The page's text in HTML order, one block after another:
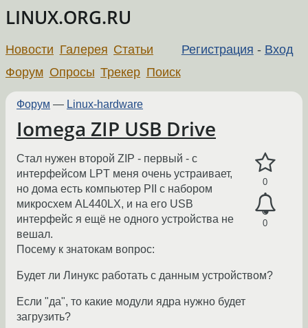
LINUX.ORG.RU
Регистрация - Вход
Новости Галерея Статьи
Форум Опросы Трекер Поиск
Форум — Linux-hardware
Iomega ZIP USB Drive
0
0
Стал нужен второй ZIP - первый - с
интерфейсом LPT меня очень устраивает,
но дома есть компьютер PII с набором
микросхем AL440LX, и на его USB
интерфейс я ещё не одного устройства не
вешал.
Посему к знатокам вопрос:
Будет ли Линукс работать с данным устройством?
Если "да", то какие модули ядра нужно будет
загрузить?